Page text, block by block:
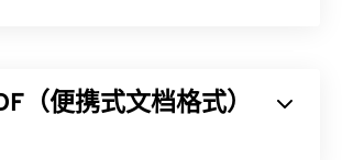
（便携式文档格式）